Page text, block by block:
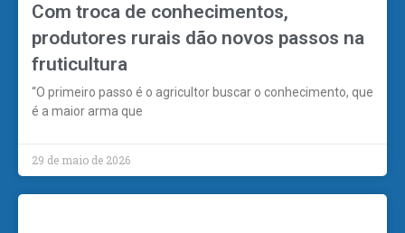
Com troca de conhecimentos,
produtores rurais dão novos passos na
fruticultura
“O primeiro passo é o agricultor buscar o conhecimento, que
é a maior arma que
29 de maio de 2026